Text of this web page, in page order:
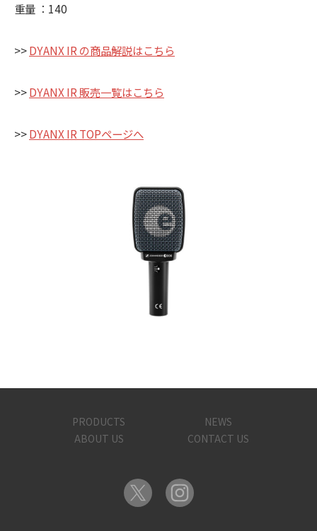
重量 ：140
>>DYANX IR の商品解説はこちら
>>DYANX IR 販売一覧はこちら
>>DYANX IR TOPページへ
PRODUCTS
NEWS
ABOUT US
CONTACT US